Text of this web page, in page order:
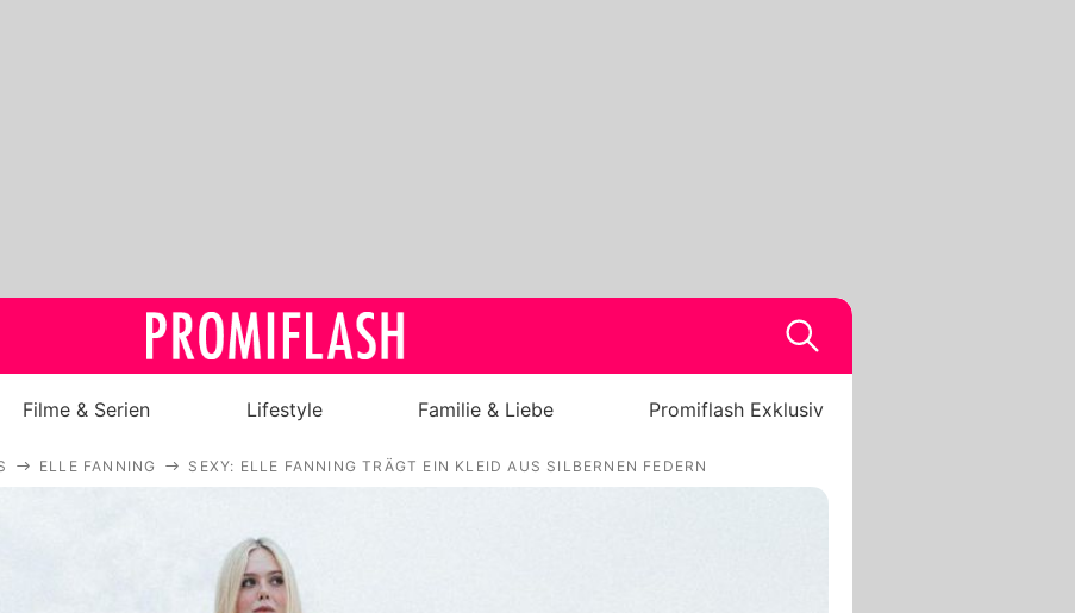
Royals
Filme & Serien
Filme & Serien Lifestyle Familie & Liebe Promiflash Exklusiv
ELLE FANNING SEXY: ELLE FANNING TRÄGT EIN KLEID AUS SILBERNEN FEDERN